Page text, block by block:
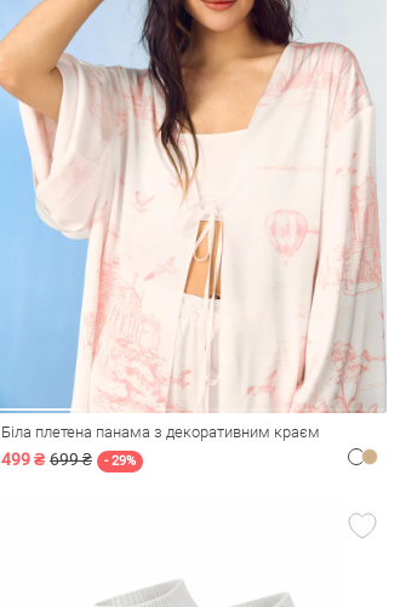
Біла плетена панама з декоративним краєм
499 ₴ 699 ₴ - 29%